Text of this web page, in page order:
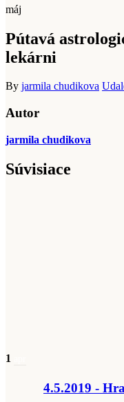
máj
Pútavá
lekárni
By jarmila chudikova
Autor
jarmila chudikova
Súvisiace
1
4.5.2019 -